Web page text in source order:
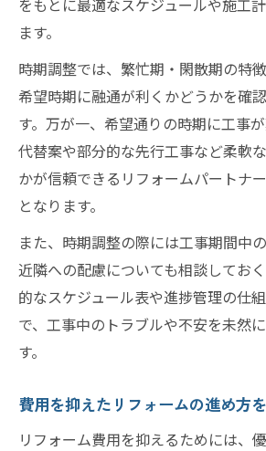
ます。
時期調整では、繁忙期・閑散期の特
希望時期に融通が利くかどうかを確
す。万が一、希望通りの時期に工事が
代替案や部分的な先行工事など柔軟
かが信頼できるリフォームパートナ
となります。
また、時期調整の際には工事期間中
近隣への配慮についても相談してお
的なスケジュール表や進捗管理の仕
で、工事中のトラブルや不安を未然
す。
費用を抑えたリフォームの進め方
リフォーム費用を抑えるためには、